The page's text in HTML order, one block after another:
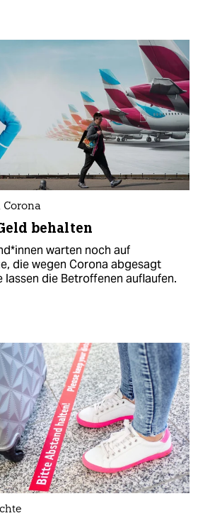
Corona
behalten
warten noch auf
die wegen Corona abgesagt
lassen die Betroffenen auflaufen.